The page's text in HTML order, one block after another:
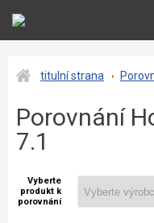
titulní strana
Porovnání
7.1
Vyberte
produkt k
porovnání